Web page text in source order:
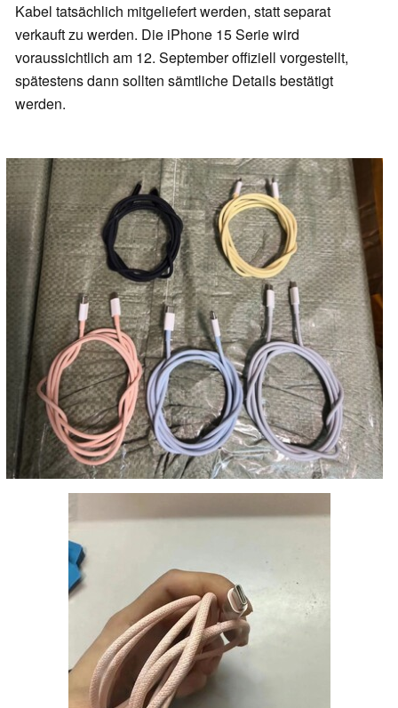
Kabel tatsächlich mitgeliefert werden, statt separat
verkauft zu werden. Die iPhone 15 Serie wird
voraussichtlich am 12. September offiziell vorgestellt,
spätestens dann sollten sämtliche Details bestätigt
werden.